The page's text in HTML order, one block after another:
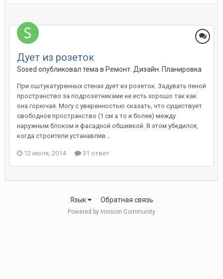
Дует из розеток
Sosed опубликовал тема в Ремонт. Дизайн. Планировка
При оштукатуренных стенах дует из розеток. Задувать пеной
пространство за подрозетниками не есть хорошо так как
она горючая. Могу с уверенностью сказать, что существует
свободное пространство (1 см а то и более) между
наружным блоком и фасадной обшивкой. В этом убедился,
когда строители устанавлив...
12 июля, 2014 31 ответ
Язык Обратная связь
Powered by Invision Community